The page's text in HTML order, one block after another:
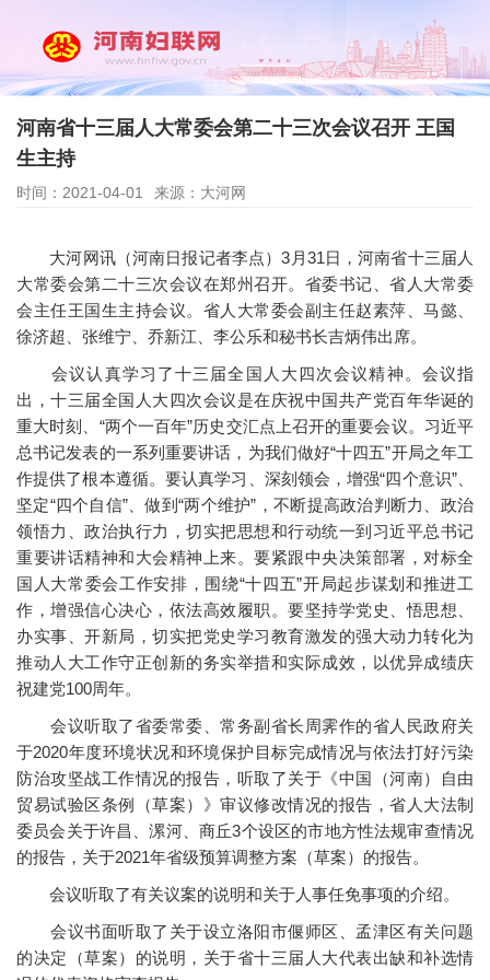
河南省十三届人大常委会第二十三次会议召开 王国
生主持
时间：2021-04-01 来源：大河网
大河网讯（河南日报记者李点）3月31日，河南省十三届人
大常委会第二十三次会议在郑州召开。省委书记、省人大常委
会主任王国生主持会议。省人大常委会副主任赵素萍、马懿、
徐济超、张维宁、乔新江、李公乐和秘书长吉炳伟出席。
会议认真学习了十三届全国人大四次会议精神。会议指
出，十三届全国人大四次会议是在庆祝中国共产党百年华诞的
重大时刻、“两个一百年”历史交汇点上召开的重要会议。习近平
总书记发表的一系列重要讲话，为我们做好“十四五”开局之年工
作提供了根本遵循。要认真学习、深刻领会，增强“四个意识”、
坚定“四个自信”、做到“两个维护”，不断提高政治判断力、政治
领悟力、政治执行力，切实把思想和行动统一到习近平总书记
重要讲话精神和大会精神上来。要紧跟中央决策部署，对标全
国人大常委会工作安排，围绕“十四五”开局起步谋划和推进工
作，增强信心决心，依法高效履职。要坚持学党史、悟思想、
办实事、开新局，切实把党史学习教育激发的强大动力转化为
推动人大工作守正创新的务实举措和实际成效，以优异成绩庆
祝建党100周年。
会议听取了省委常委、常务副省长周霁作的省人民政府关
于2020年度环境状况和环境保护目标完成情况与依法打好污染
防治攻坚战工作情况的报告，听取了关于《中国（河南）自由
贸易试验区条例（草案）》审议修改情况的报告，省人大法制
委员会关于许昌、漯河、商丘3个设区的市地方性法规审查情况
的报告，关于2021年省级预算调整方案（草案）的报告。
会议听取了有关议案的说明和关于人事任免事项的介绍。
会议书面听取了关于设立洛阳市偃师区、孟津区有关问题
的决定（草案）的说明，关于省十三届人大代表出缺和补选情